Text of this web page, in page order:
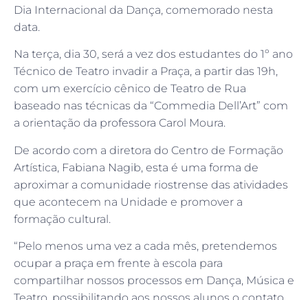
Dia Internacional da Dança, comemorado nesta
data.
Na terça, dia 30, será a vez dos estudantes do 1º ano
Técnico de Teatro invadir a Praça, a partir das 19h,
com um exercício cênico de Teatro de Rua
baseado nas técnicas da “Commedia Dell’Art” com
a orientação da professora Carol Moura.
De acordo com a diretora do Centro de Formação
Artística, Fabiana Nagib, esta é uma forma de
aproximar a comunidade riostrense das atividades
que acontecem na Unidade e promover a
formação cultural.
“Pelo menos uma vez a cada mês, pretendemos
ocupar a praça em frente à escola para
compartilhar nossos processos em Dança, Música e